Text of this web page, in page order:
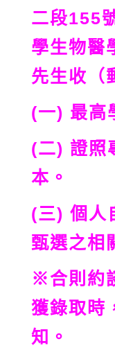
二段155
學生物
先生收（
(一) 最高
(二) 證照
本。
(三) 個人
甄選之相
※合則約
獲錄取時
知。